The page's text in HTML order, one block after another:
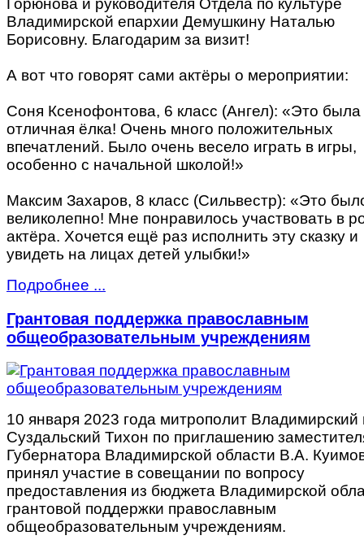
Горюнова и руководителя Отдела по культуре
Владимирской епархии Демушкину Наталью
Борисовну. Благодарим за визит!
А вот что говорят сами актёры о мероприятии:
Соня Ксенофонтова, 6 класс (Ангел): «Это была
отличная ёлка! Очень много положительных
впечатлений. Было очень весело играть в игры,
особенно с начальной школой!»
Максим Захаров, 8 класс (Сильвестр): «Это
великолепно! Мне понравилось участвовать в
актёра. Хочется ещё раз исполнить эту сказку и
увидеть на лицах детей улыбки!»
Подробнее ...
Грантовая поддержка православным
общеобразовательным учреждениям
10 января 2023 года митрополит Владимирский
Суздальский Тихон по приглашению
Губернатора Владимирской области В.А.
принял участие в совещании по вопросу
предоставления из бюджета Владимирской
грантовой поддержки православным
общеобразовательным учреждениям.